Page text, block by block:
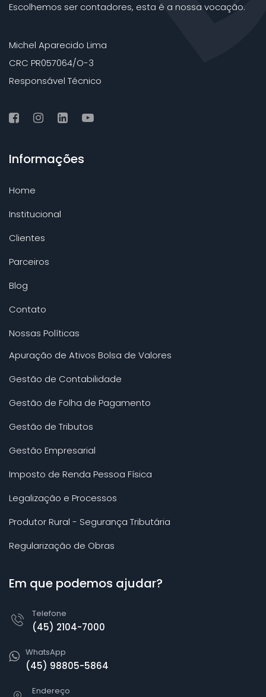
Escolhemos ser contadores, esta é a nossa vocação.
Michel Aparecido Lima
CRC PR057064/O-3
Responsável Técnico
Informações
Home
Institucional
Clientes
Parceiros
Blog
Contato
Nossas Políticas
Apuração de Ativos Bolsa de Valores
Gestão de Contabilidade
Gestão de Folha de Pagamento
Gestão de Tributos
Gestão Empresarial
Imposto de Renda Pessoa Física
Legalização e Processos
Produtor Rural - Segurança Tributária
Regularização de Obras
Em que podemos ajudar?
Telefone
(45) 2104-7000
WhatsApp
(45) 98805-5864
Endereço